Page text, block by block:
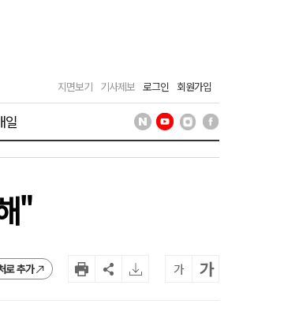
지면보기 기사제보 로그인 회원가입
일
"
로 추가 가 가